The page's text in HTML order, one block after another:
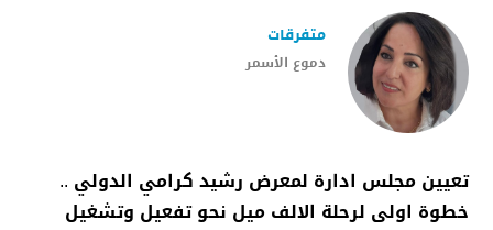
دموع الأسمر
متفرقات
تعيين مجلس ادارة لمعرض رشيد كرامي الدولي ..
خطوة اولى لرحلة الالف ميل نحو تفعيل وتشغيل